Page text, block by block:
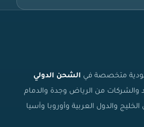
متخصصة في الشحن الدولي
والشركات من الرياض وجدة والدمام
والدول العربية وأوروبا وآسيا